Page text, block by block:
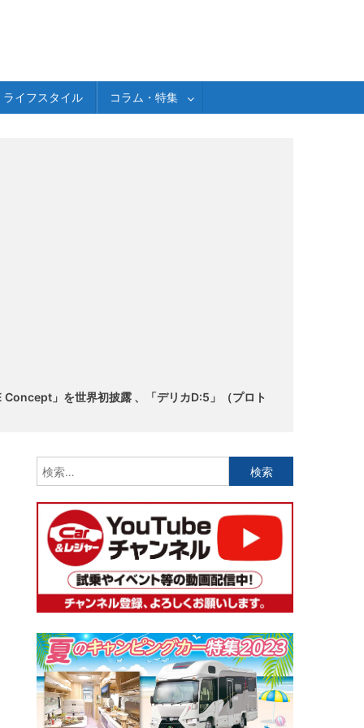
ライフスタイル コラム・特集
」を世界初披露 、「デリカD:5」（プロト
索: